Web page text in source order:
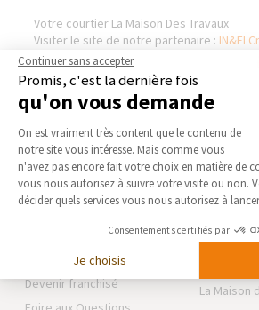
Votre courtier La Maison Des Travaux
Visiter le site de notre partenaire : IN&FI
Financement
AGENCE DE SUCY-EN-BRIE
Qui sommes-nous
Actualités
Notre charte qualité
Trouver une agence
Devenir franchisé
NOS
EXTENSION
TRAVAUX
NOS
La Maison
Continuer sans accepter
Promis, c'est la dernière fois
qu'on vous demande
Plateforme de Gestion
On est vraiment très content que le contenu de
notre site vous intéresse. Mais comme vous
n'avez pas encore fait votre choix en matière de
vous nous autorisez à suivre votre visite ou non.
décider quels services vous nous autorisez à
Consentements certifiés par
Je choisis
Axeptio consent